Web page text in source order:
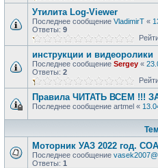
Утилита Log-Viewer
Последнее сообщение VladimirT «
Ответы: 9
инструкции и видеоролики
Последнее сообщение Sergey «
Ответы: 2
Правила ЧИТАТЬ ВСЕМ !!!
Последнее сообщение artmel «
Моторник УАЗ 2022 год.
Последнее сообщение
Ответы: 1